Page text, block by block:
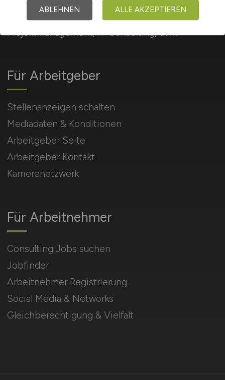
189 interessante Jobangebote für Senior
Consultant, Junior Consultant, in der Beratung, im
Projektmanagement, IT Consulting, uvm.
Für Arbeitnehmer
Consulting Jobs suchen
Jobfinder
Arbeitnehmer Registrierung
Social Media & Networks
Gleichberechtigung & Vielfalt
Für Arbeitgeber
Stellenanzeigen schalten
Mediadaten & Konditionen
Arbeitgeber Seite
Arbeitgeber Kontakt
Karrierenetzwerk
ABLEHNEN ALLE AKZEPTIEREN